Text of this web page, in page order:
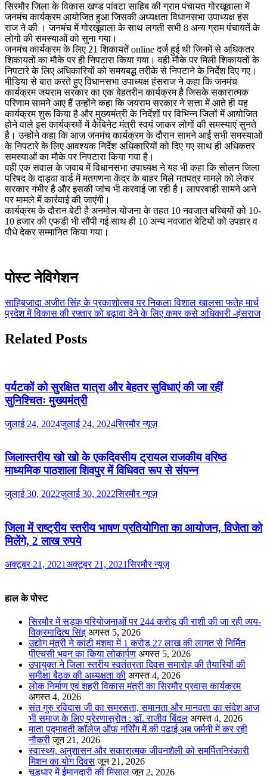
सिरमौर जिला के विकास खण्ड पांवटा साहिब की ग्राम पंचायत गोरखूवाला में
जनमंच कार्यक्रम आयोजित हुआ जिसकी अध्यक्षता विधानसभा उपाध्यक्ष हंस
राज ने की । जनमंच में गोरखूवाला के साथ लगती सभी 8 अन्य ग्राम पंचायतें के
लोगो की समस्याओं को सुना गया।
जनमंच कार्यक्रम के लिए 21 शिकायतें online दर्ज हुई थी जिनमें से अधिकतर
शिकायतों का मौके पर ही निपटारा किया गया। वही मौके पर मिली शिकायतों के
निपटारे के लिए अधिकारियों को समयबद्ध तरीके से निपटाने के निर्देश दिए गए।
मीडिया से बात करते हुए विधानसभा उपाध्यक्ष हंसराज ने कहा कि जनमंच
कार्यक्रम जयराम सरकार का एक बेहतरीन कार्यक्रम है जिसके सकारात्मक
परिणाम सामने आए हैं उन्होंने कहा कि जयराम सरकार ने सत्ता में आते ही यह
कार्यक्रम शुरू किया है और मुख्यमंत्री के निर्देशों पर विभिन्न जिलों में आयोजित
होने वाले इस कार्यक्रमों में कैबिनेट मंत्री स्वयं जाकर लोगों की समस्याएं सुनते
है। उन्होंने कहा कि आज जनमंच कार्यक्रम के दौरान सामने आई सभी समस्याओं
के निपटारे के लिए आवश्यक निर्देश अधिकारियों को दिए गए साथ ही अधिकतर
समस्याओं का मौके पर निपटारा किया गया है।
वही एक सवाल के जवाब में विधानसभा उपाध्यक्ष ने यह भी कहा कि सोलन जिला
परिषद के दाड़वा वार्ड में मतगणना केंद्र के बाहर मिले मतपत्र मामले को लेकर
सरकार गंभीर है और इसकी जांच भी करवाई जा रही है। लापरवाही सामने आने
पर मामले में कार्रवाई की जाएंगी।
कार्यक्रम के दौरान बेटी है अनमोल योजना के तहत 10 नवजात बच्चियों को 10-
10 हजार की एफडी भी सौंपी गई साथ ही 10 अन्य नवजात बेटियों को उपहार व
पौधे देकर सम्मानित किया गया।
पोस्ट नेविगेशन
साहिबजादा अजीत सिंह के प्रकाशोत्सव पर निकला विशाल खालसा फतेह मार्च
प्रदेश में विकास की रफ्तार को बढ़ावा देने के लिए कमर कसे अधिकारी -हंसराज
Related Posts
पर्यटकों को सुरक्षित यात्रा और बेहतर सुविधाएं की जा रहीं
सुनिश्चितः मुख्यमंत्री
जुलाई 24, 2024जुलाई 24, 2024सिरमौर न्यूज़
जिलास्तरीय खो खो के एकदिवसीय ट्रायल राजकीय वरिष्ठ
माध्यमिक पाठशाला शिवपुर में विधिवत रूप से संपन्न
जुलाई 30, 2022जुलाई 30, 2022सिरमौर न्यूज़
जिला में राष्ट्रीय स्तरीय भाषण प्रतियोगिता का आयोजन, विजेता को
मिलेंगे, 2 लाख रुपये
अक्टूबर 21, 2021अक्टूबर 21, 2021सिरमौर न्यूज़
हाल के पोस्ट
सिरमौर में सड़क परियोजनाओं पर 244 करोड़ की राशी की जा रही व्यय-
विक्रमादित्य सिंह अगस्त 5, 2026
उद्योग मंत्री ने कांटी मशवा में 1 करोड़ 27 लाख की लागत से निर्मित
पीएचसी भवन का किया लोकार्पण अगस्त 5, 2026
उपायुक्त ने जिला स्तरीय स्वतंत्रता दिवस समारोह की तैयारियों की
समीक्षा बैठक की अध्यक्षता की अगस्त 4, 2026
लोक निर्माण एवं शहरी विकास मंत्री का सिरमौर प्रवास कार्यक्रम
अगस्त 4, 2026
संत गुरु रविदास जी का समरसता, समानता और मानवता का संदेश आज
भी समाज के लिए प्रेरणास्रोत : डॉ. राजीव बिंदल अगस्त 4, 2026
माता पद्मावती कॉलेज ऑफ़ नर्सिंग में की पढाई अब जर्मनी में कर रही
नौकरी जून 21, 2026
स्वास्थ्य, अनुशासन और सकारात्मक जीवनशैली को समर्पितनिरंकारी
मिशन का योग दिवस जून 21, 2026
चूड़धार में ईमानदारी की मिसाल जून 2, 2026